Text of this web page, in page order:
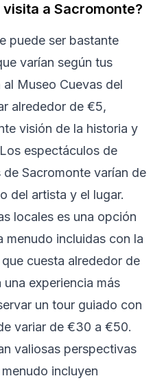
a Sacromonte?
puede ser bastante
varían según tus
Museo Cuevas del
alrededor de €5,
visión de la historia y
espectáculos de
Sacromonte varían de
del artista y el lugar.
locales es una opción
menudo incluidas con la
cuesta alrededor de
experiencia más
un tour guiado con
variar de €30 a €50.
valiosas perspectivas
incluyen